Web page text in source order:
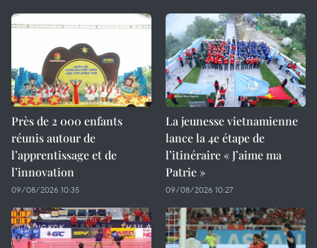
Près de 2 000 enfants
réunis autour de
l’apprentissage et de
l’innovation
09/08/2026 10:35
La jeunesse vietnamienne
lance la 4e étape de
l’itinéraire « J’aime ma
Patrie »
09/08/2026 10:27